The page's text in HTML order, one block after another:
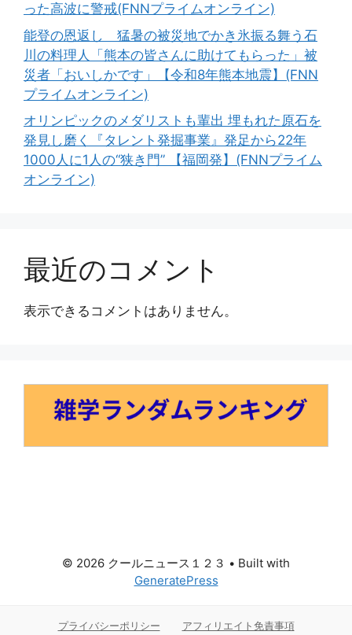
った高波に警戒(FNNプライムオンライン)
能登の恩返し 猛暑の被災地でかき氷振る舞う石
川の料理人「熊本の皆さんに助けてもらった」被
災者「おいしかです」【令和8年熊本地震】(FNN
プライムオンライン)
オリンピックのメダリストも輩出 埋もれた原石を
発見し磨く『タレント発掘事業』発足から22年
1000人に1人の“狭き門” 【福岡発】(FNNプライム
オンライン)
最近のコメント
表示できるコメントはありません。
© 2026 クールニュース１２３ • Built with
GeneratePress
プライバシーポリシー アフィリエイト免責事項